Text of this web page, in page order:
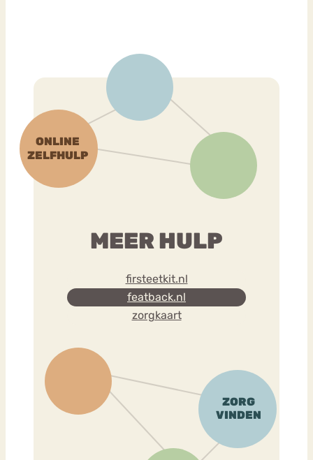
MEER HULP
firsteetkit.nl
featback.nl
zorgkaart